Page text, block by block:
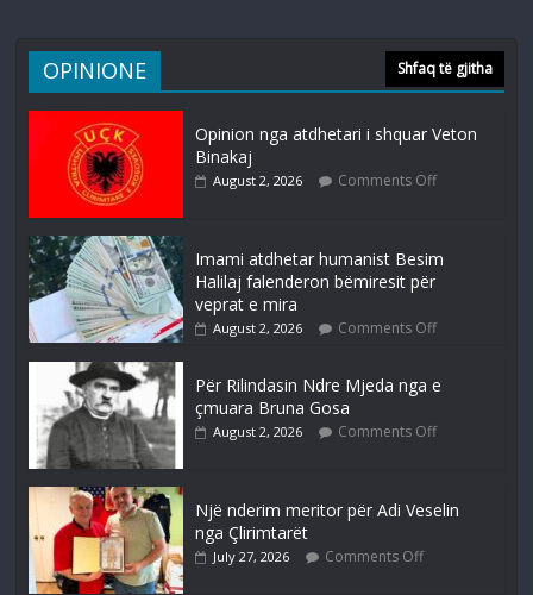
OPINIONE Shfaq të gjitha
Opinion nga atdhetari i shquar Veton
Binakaj
August 2, 2026 Comments Off
Imami atdhetar humanist Besim
Halilaj falenderon bëmiresit për
veprat e mira
August 2, 2026 Comments Off
Për Rilindasin Ndre Mjeda nga e
çmuara Bruna Gosa
August 2, 2026 Comments Off
Një nderim meritor për Adi Veselin
nga Çlirimtarët
July 27, 2026 Comments Off